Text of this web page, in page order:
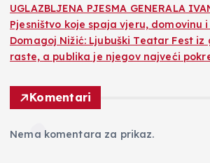
UGLAZBLJENA PJESMA GENERALA
Pjesništvo koje spaja vjeru, domovinu
Domagoj Nižić: Ljubuški Teatar Fest
raste, a publika je njegov najveći
Komentari
Nema komentara za prikaz.